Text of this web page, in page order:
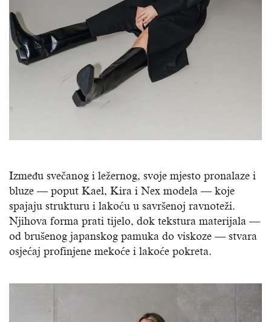
Između svečanog i ležernog, svoje mjesto pronalaze i
bluze — poput Kael, Kira i Nex modela — koje
spajaju strukturu i lakoću u savršenoj ravnoteži.
Njihova forma prati tijelo, dok tekstura materijala —
od brušenog japanskog pamuka do viskoze — stvara
osjećaj profinjene mekoće i lakoće pokreta.